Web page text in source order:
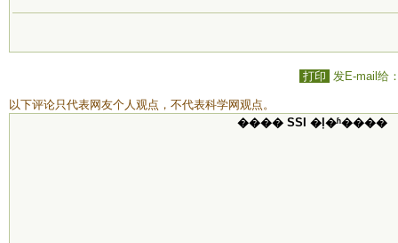
打印 发E-mail给
以下评论只代表网友个人观点，不代表科学网观点。
���� SSI �ļ�ʱ����